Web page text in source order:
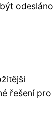
odesláno
řešení pro